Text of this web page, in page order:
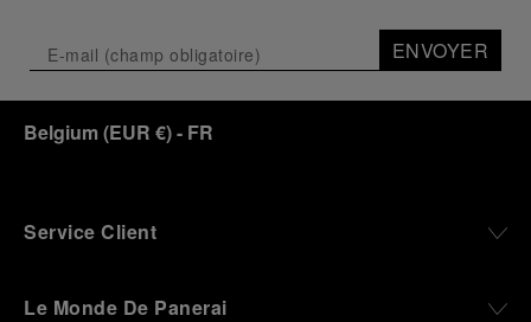
ENVOYER
Belgium (EUR €)- FR
Service Client
Le Monde De Panerai